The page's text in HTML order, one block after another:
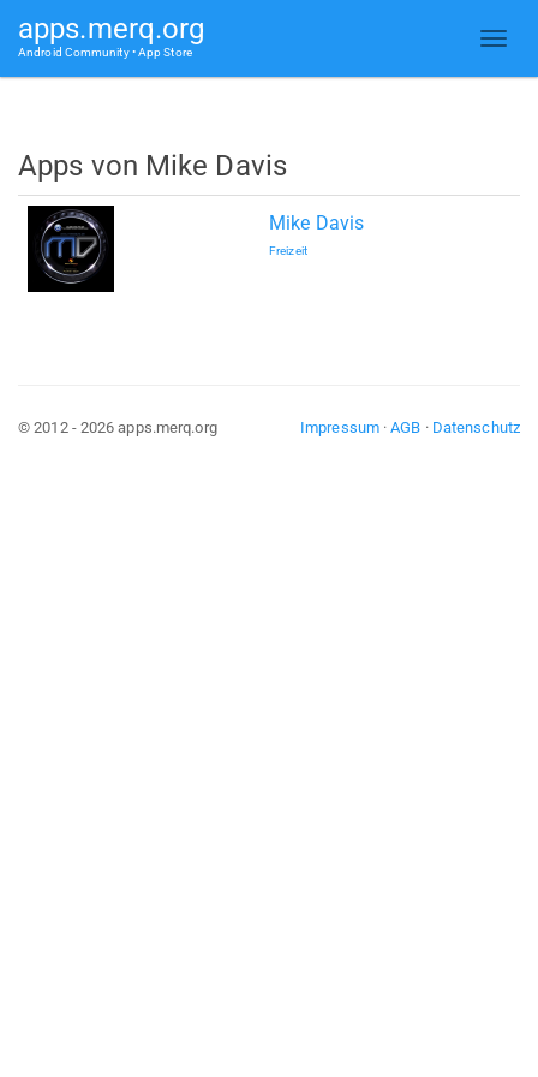
apps.merq.org
Android Community • App Store
Apps von Mike Davis
Mike Davis
Freizeit
Impressum·AGB · Datenschutz
© 2012 - 2026 apps.merq.org